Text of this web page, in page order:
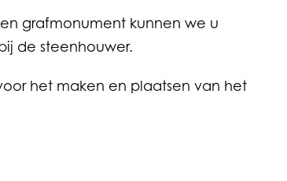
grafmonument kunnen we u
de steenhouwer.
het maken en plaatsen van het